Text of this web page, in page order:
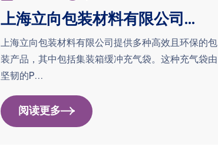
上海立向包装材料有限公司...
上海立向包装材料有限公司提供多种高效且环保的包
装产品，其中包括集装箱缓冲充气袋。这种充气袋由
坚韧的P...
阅读更多